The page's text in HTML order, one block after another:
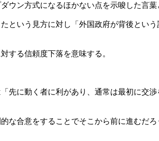
ウン方式になるほかない点を示唆した言葉
いう見方に対し「外国政府が背後とい
する信頼度下落を意味する。
先に動く者に利があり、通常は最初に交
な合意をすることでそこから前に進むだ